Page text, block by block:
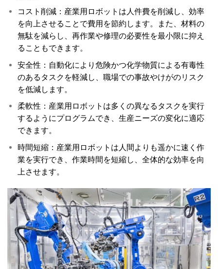
コスト削減：産業用ロボットは人件費を削減し、効率
を向上させることで費用を節約します。また、材料の
無駄を減らし、再作業や修理の必要性を最小限に抑え
ることもできます。
安全性：自動化により危険かつ化学物質による有毒性
のあるタスクを軽減し、職場での事故やけがのリスク
を低減します。
柔軟性：産業用ロボットは多くの異なるタスクを実行
するようにプログラムでき、生産ニーズの変化に適応
できます。
時間短縮：産業用ロボットは人間よりも遥かに速く作
業を実行でき、作業時間を短縮し、全体的な効率を向
上させます。